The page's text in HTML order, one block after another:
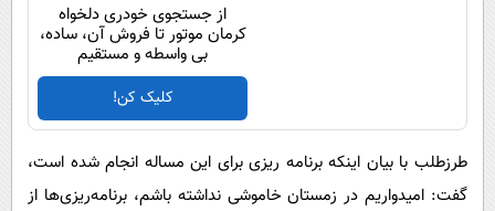
از جستجوی خودری دلخواه
کرمان موتور تا فروش آن، ساده،
بی واسطه و مستقیم
کلیک کن!
طرزطلب با بیان اینکه برنامه ریزی برای این مساله انجام شده است،
گفت: امیدواریم در زمستان خاموشی نداشته باشم، برنامه‌ریزی‌ها از